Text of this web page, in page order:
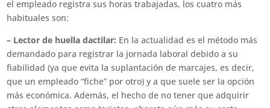
el empleado registra sus horas trabajadas, los cuatro más
habituales son:
– Lector de huella dactilar: En la actualidad es el método más
demandado para registrar la jornada laboral debido a su
fiabilidad (ya que evita la suplantación de marcajes, es decir,
que un empleado “fiche” por otro) y a que suele ser la opción
más económica. Además, el hecho de no tener que adquirir